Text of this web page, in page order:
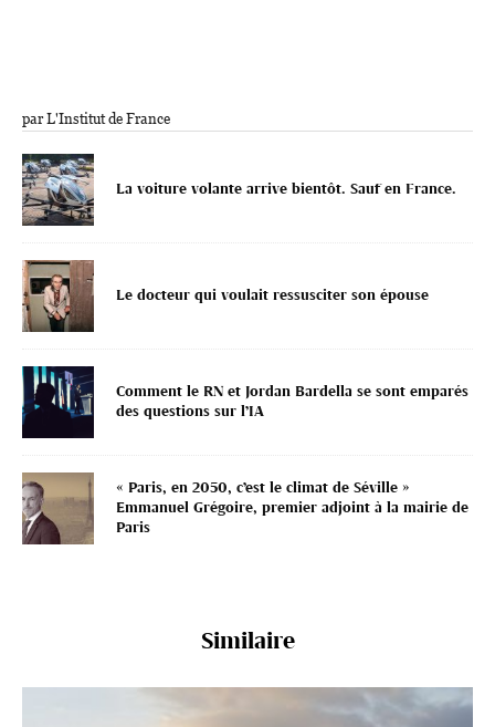
par L'Institut de France
La voiture volante arrive bientôt. Sauf en France.
Le docteur qui voulait ressusciter son épouse
Comment le RN et Jordan Bardella se sont emparés
des questions sur l’IA
« Paris, en 2050, c’est le climat de Séville »
Emmanuel Grégoire, premier adjoint à la mairie de
Paris
Similaire